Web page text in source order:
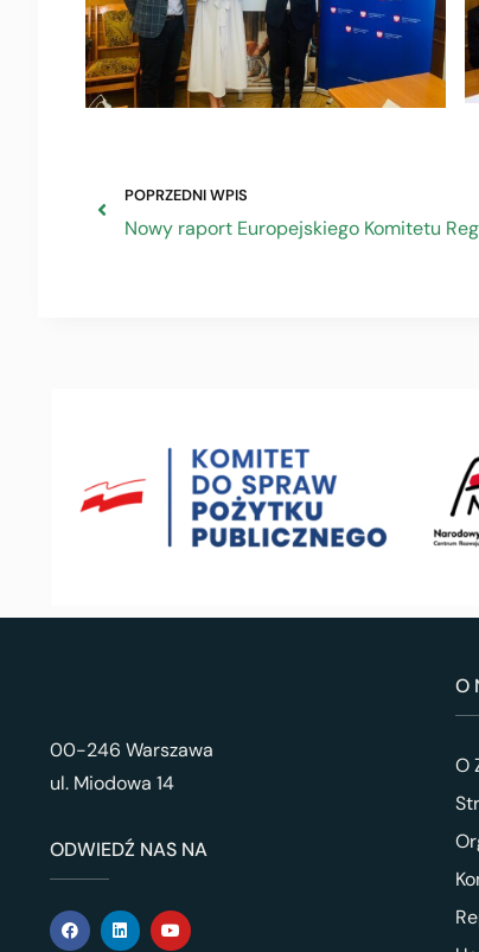
POPRZEDNI WPIS
Nowy raport Europejskiego Komitetu
00-246 Warszawa
ul. Miodowa 14
ODWIEDŹ NAS NA
O
O